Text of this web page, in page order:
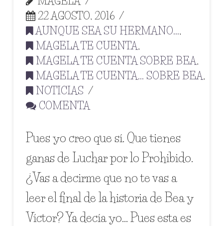
22 AGOSTO, 2016
AUNQUE SEA SU HERMANO...,
MAGELA TE CUENTA,
MAGELA TE CUENTA SOBRE BEA,
MAGELA TE CUENTA... SOBRE BEA,
NOTICIAS
COMENTA
Pues yo creo que sí. Que tienes
ganas de Luchar por lo Prohibido.
¿Vas a decirme que no te vas a
leer el final de la historia de Bea y
Víctor? Ya decía yo… Pues esta es